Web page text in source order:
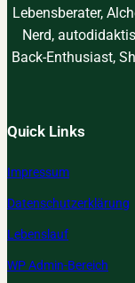
Lebensberater,
Nerd,
Back-Enthusiast,
Quick Links
Impressum
Datenschutzerklärung
Lebenslauf
WP Admin-Bereich